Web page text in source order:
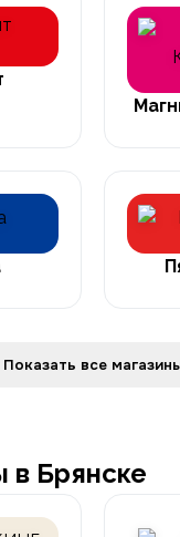
Показать все
в Брянске